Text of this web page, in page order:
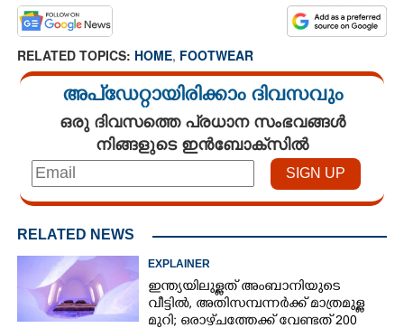
RELATED TOPICS: HOME, FOOTWEAR
അപ്ഡേറ്റായിരിക്കാം ദിവസവും
ഒരു ദിവസത്തെ പ്രധാന സംഭവങ്ങൾ
നിങ്ങളുടെ ഇൻബോക്സിൽ
RELATED NEWS
EXPLAINER
ഇന്ത്യയിലുള്ളത് അംബാനിയുടെ
വീട്ടിൽ, അതിസമ്പന്നർക്ക് മാത്രമുള്ള
മുറി; ഒരാഴ്‌ചത്തേക്ക് വേണ്ടത് 200